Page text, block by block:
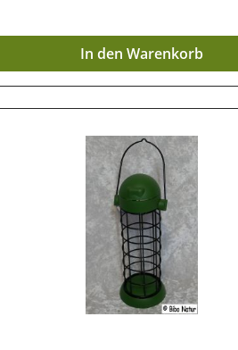
In den Warenkorb